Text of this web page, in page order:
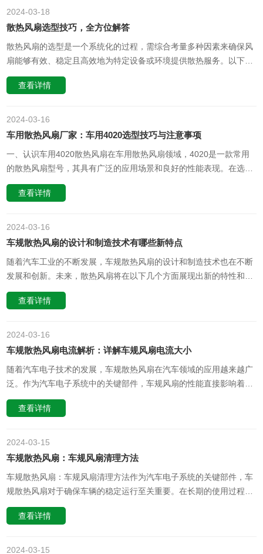
18
2024-03
散热风扇选型技巧，全方位解答
散热风扇的选型是一个系统化的过程，需综合考量多种因素来确保风
扇能够有效、稳定且高效地为特定设备或环境提供散热服务。以下是
散热风扇选型的一些关键技巧：1. **电压选择**： - 根据设备的工作
电压和电路设计需求选择合适的风扇供电电压，例如直流12V、24V
查看详情
16
2024-03
车用散热风扇厂家：车用4020选型技巧与注意事项
一、认识车用4020散热风扇在车用散热风扇领域，4020是一款常用
的散热风扇型号，其具有广泛的应用场景和良好的性能表现。在选型
时，我们需要考虑风扇的转速、噪音、风量、风压、寿命等多个方
面。二、车用4020散热风扇的选型技巧1. 根据实际需求选择合适的
部件的发热……
查看详情
16
2024-03
车规散热风扇的设计和制造技术有哪些新特点
随着汽车工业的不断发展，车规散热风扇的设计和制造技术也在不断
发展和创新。未来，散热风扇将在以下几个方面展现出新的特性和功
能。一、更高效、更智能的散热技术未来，随着汽车电子系统的日益
复杂化，对散热风扇的性能要求也越来越高。为了满足这一需求，散
先进的热传导材料、更……
查看详情
16
2024-03
车规散热风扇电流解析：详解车规风扇电流大小
随着汽车电子技术的发展，车规散热风扇在汽车领域的应用越来越广
泛。作为汽车电子系统中的关键部件，车规风扇的性能直接影响着车
辆的稳定性和安全性。在选择和使用车规风扇时，了解其电流特性是
非常重要的。本文将从专业角度出发，深入探讨车规风扇的电流大小
作状态下通过风扇叶片……
查看详情
15
2024-03
车规散热风扇：车规风扇清理方法
车规散热风扇：车规风扇清理方法作为汽车电子系统的关键部件，车
规散热风扇对于确保车辆的稳定运行至关重要。在长期的使用过程
中，灰尘、杂物和指纹等污垢可能会积累在风扇上，影响其散热性
能。因此，定期对车规风扇进行清理是必要的。下面将介绍一种专
车辆电源关闭，以防止意……
查看详情
15
2024-03